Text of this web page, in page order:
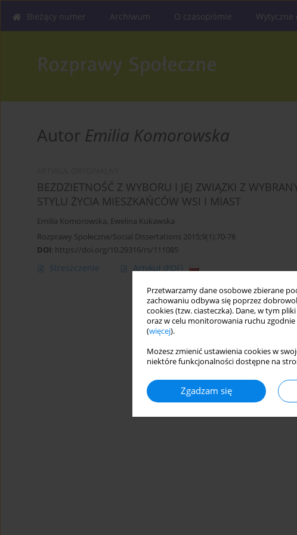
Przetwarzamy dane osobowe zbierane
zachowaniu odbywa się poprzez
cookies (tzw. ciasteczka). Dane, w tym
oraz w celu monitorowania ruchu zgodnie
(więcej).
Możesz zmienić ustawienia cookies w
niektóre funkcjonalności dostępne na
Zgadzam się
Bieżący numer Archiwum O czasopiśmie
Autor Emilia Komorowska
BEZDZIETNOŚĆ Z WYBORU I JEJ ZWIĄZKI Z
STYLU ŻYCIA MIESZKAŃCÓW WSI I MIAST
Emilia Komorowska, Ewelina Kukawska
Rozprawy Społeczne/Social Dissertations 2015;9(1):70-78
DOI: https://doi.org/10.29316/rs/111085
Streszczenie Artykuł (PDF)